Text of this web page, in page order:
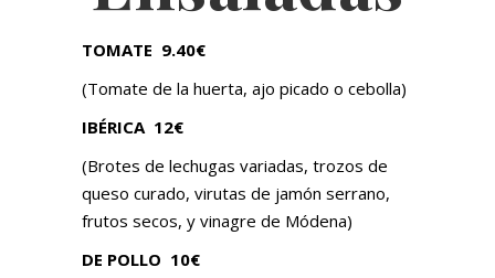
TOMATE 9.40€
(Tomate de la huerta, ajo picado o cebolla)
IBÉRICA 12€
(Brotes de lechugas variadas, trozos de
queso curado, virutas de jamón serrano,
frutos secos, y vinagre de Módena)
DE POLLO 10€